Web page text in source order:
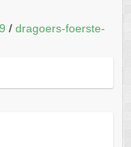
/ dragoers-foerste-